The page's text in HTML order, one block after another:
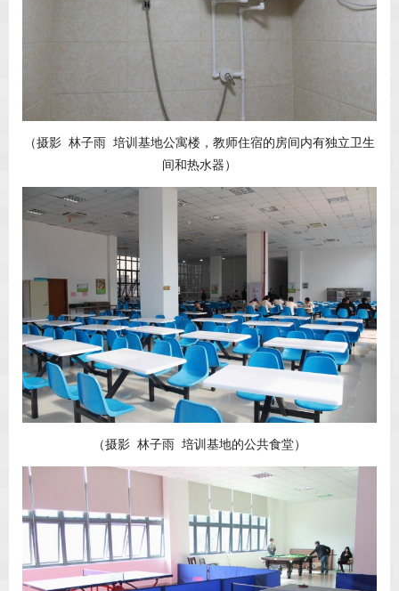
（摄影 林子雨 培训基地公寓楼，教师住宿的房间内有独立卫生
间和热水器）
（摄影 林子雨 培训基地的公共食堂）